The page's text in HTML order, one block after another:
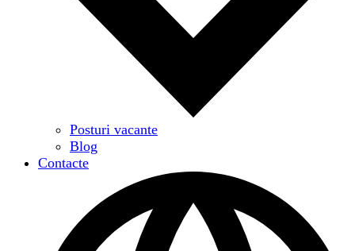
Posturi vacante
Blog
Contacte